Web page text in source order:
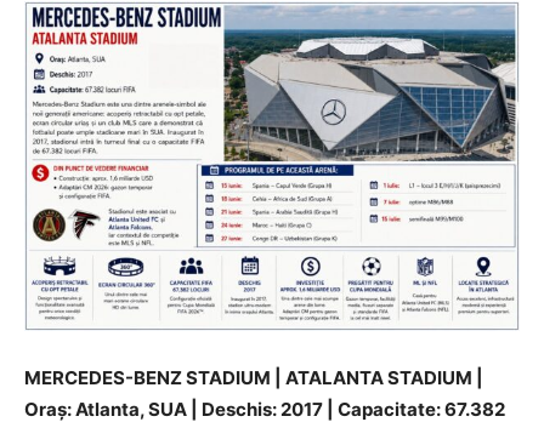
MERCEDES-BENZ STADIUM | ATALANTA STADIUM |
Oraș: Atlanta, SUA | Deschis: 2017 | Capacitate: 67.382